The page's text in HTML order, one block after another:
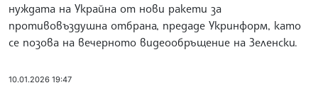
нуждата на Украйна от нови ракети за
противовъздушна отбрана, предаде Укринформ, като
се позова на вечерното видеообръщение на Зеленски.
10.01.2026 19:47